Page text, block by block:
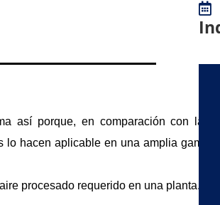
así porque, en comparación con las
hacen aplicable en una amplia gama
procesado requerido en una planta.
